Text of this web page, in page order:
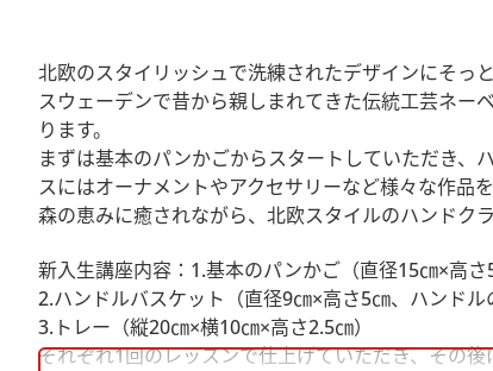
北欧のスタイリッシュで洗練されたデザインにそっ
スウェーデンで昔から親しまれてきた伝統工芸ネー
ります。
まずは基本のパンかごからスタートしていただき、
スにはオーナメントやアクセサリーなど様々な作品
森の恵みに癒されながら、北欧スタイルのハンドク
新入生講座内容：1.基本のパンかご（直径15㎝×高さ5
2.ハンドルバスケット（直径9㎝×高さ5㎝、ハンドル
3.トレー（縦20㎝×横10㎝×高さ2.5㎝）
それぞれ1回のレッスンで仕上げていただき、その